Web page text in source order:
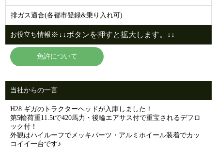
排ガス適合(各都市登録&乗り入れ可)
お役立ち情報 ※↓↓ボタンを押すと拡大します。↓↓
免許について
当社からの一言
H28 ギガのトラクターヘッドが入庫しました！
第5輪荷重11.5tで420馬力・後輪エアサス付で重宝されるデフロ
ック付！
外観はハイルーフでメッキパーツ・アルミホイール装着でカッ
コイイ一台です♪